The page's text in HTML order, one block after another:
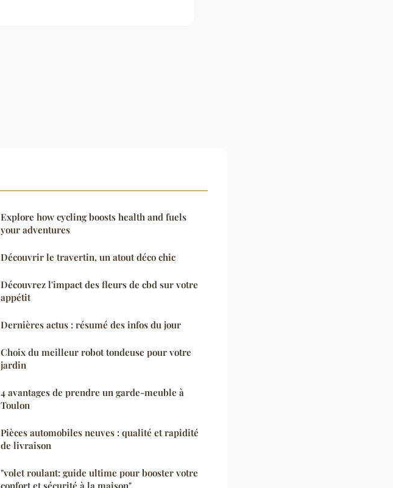
Explore how cycling boosts health and fuels
your adventures
Découvrir le travertin, un atout déco chic
Découvrez l'impact des fleurs de cbd sur votre
appétit
Dernières actus : résumé des infos du jour
Choix du meilleur robot tondeuse pour votre
jardin
4 avantages de prendre un garde-meuble à
Toulon
Pièces automobiles neuves : qualité et rapidité
de livraison
"volet roulant: guide ultime pour booster votre
confort et sécurité à la maison"